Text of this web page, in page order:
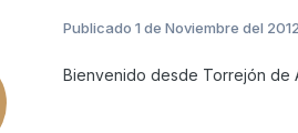
Publicado 1 de Noviembre del 2012
Bienvenido desde Torrejón de